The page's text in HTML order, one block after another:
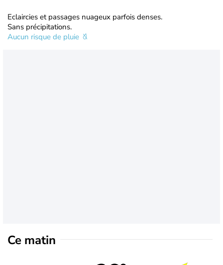
Eclaircies et passages nuageux parfois denses.
Sans précipitations.
Aucun risque de pluie
Ce matin